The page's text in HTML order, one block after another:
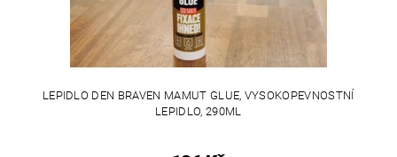
LEPIDLO DEN BRAVEN MAMUT GLUE, VYSOKOPEVNOSTNÍ
LEPIDLO, 290ML